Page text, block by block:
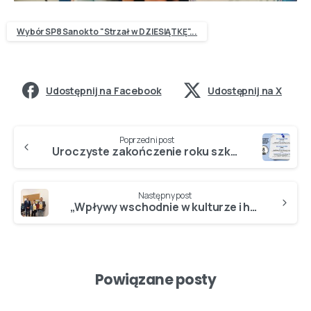
Wybór SP8 Sanok to "Strzał w DZIESIĄTKĘ"...
Udostępnij na Facebook Udostępnij na X
Poprzedni post
Uroczyste zakończenie roku szkolnego 2025/2026
Następny post
„Wpływy wschodnie w kulturze i historii Polski”
Powiązane posty